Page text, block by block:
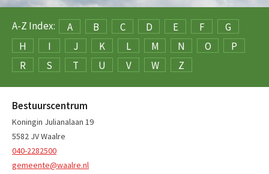
A-Z Index: A B C D E F
G
H
I J K L M N O
P
R
S T U V W Z
Bestuurscentrum
Koningin Julianalaan 19
5582 JV Waalre
040-2282500
gemeente@waalre.nl